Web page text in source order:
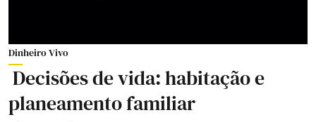
Dinheiro Vivo
Decisões de vida: habitação e
planeamento familiar